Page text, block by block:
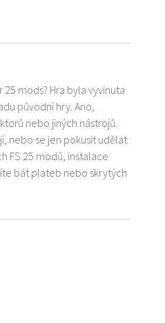
mods? Hra byla vyvinuta
původní hry. Ano,
nebo jiných nástrojů.
nebo se jen pokusit udělat
FS 25 modů, instalace
bát plateb nebo skrytých